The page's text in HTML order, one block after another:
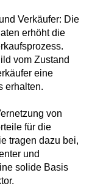
Verkäufer: Die
erhöht die
vom Zustand
eine
erhalten.
von
für die
tragen dazu bei,
und
solide Basis